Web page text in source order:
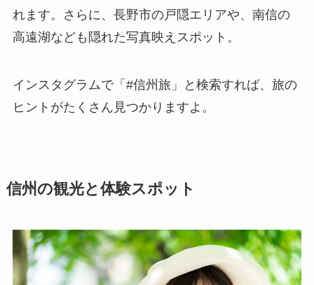
れます。さらに、長野市の戸隠エリアや、南信の
高遠湖なども隠れた写真映えスポット。
インスタグラムで「#信州旅」と検索すれば、旅の
ヒントがたくさん見つかりますよ。
信州の観光と体験スポット